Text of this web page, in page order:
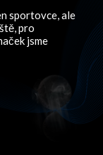
sportovce, ale
pro
jsme